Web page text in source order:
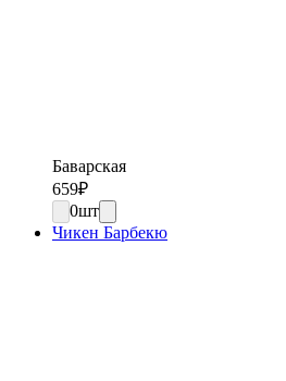
Баварская
659₽
0шт
Чикен Барбекю